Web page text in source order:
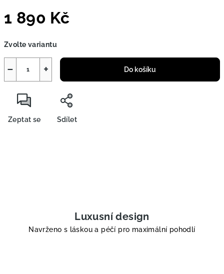
1 890 Kč
cena:
Zvolte variantu
+
− Do košíku
Zeptat se Sdílet
Luxusní design
Navrženo s láskou a péčí pro maximální pohodlí